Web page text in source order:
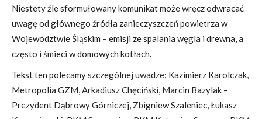
Niestety źle sformułowany komunikat może wręcz odwracać
uwagę od głównego źródła zanieczyszczeń powietrza w
Województwie Śląskim – emisji ze spalania węgla i drewna, a
często i śmieci w domowych kotłach.
Tekst ten polecamy szczególnej uwadze: Kazimierz Karolczak,
Metropolia GZM,Arkadiusz Chęciński, Marcin Bazylak –
Prezydent Dąbrowy Górniczej, Zbigniew Szaleniec,Łukasz